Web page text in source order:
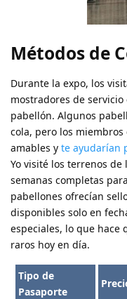
Métodos de
Durante la expo, los
mostradores de
pabellón. Algunos
cola, pero los
amables y te ayudarían
Yo visité los terrenos
semanas completas
pabellones ofrecían
disponibles solo en
especiales, lo que hace
raros hoy en día.
Tipo de
Pasaporte